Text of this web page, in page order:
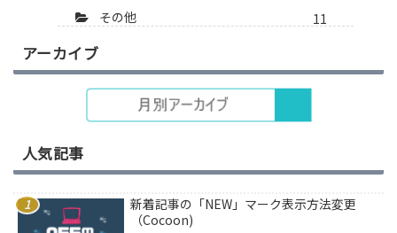
その他
11
アーカイブ
人気記事
新着記事の「NEW」マーク表示方法変更
（Cocoon)